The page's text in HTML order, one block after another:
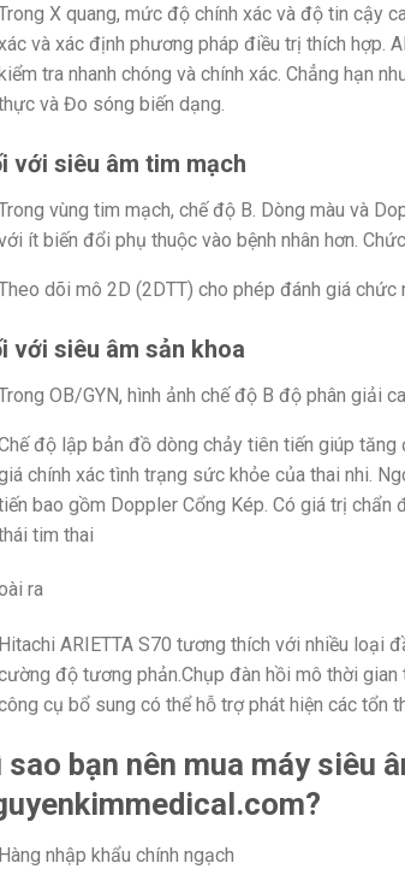
X quang, mức độ chính xác và độ tin cậy
và xác định phương pháp điều trị thích hợp.
tra nhanh chóng và chính xác. Chẳng hạn
và Đo sóng biến dạng.
với siêu âm tim mạch
vùng tim mạch, chế độ B. Dòng màu và
ít biến đổi phụ thuộc vào bệnh nhân hơn.
dõi mô 2D (2DTT) cho phép đánh giá
với siêu âm sản khoa
OB/GYN, hình ảnh chế độ B độ phân giải
độ lập bản đồ dòng chảy tiên tiến giúp
chính xác tình trạng sức khỏe của thai nhi.
bao gồm Doppler Cổng Kép. Có giá trị chẩn
tim thai
ra
ARIETTA S70 tương thích với nhiều loại
độ tương phản.Chụp đàn hồi mô thời
cụ bổ sung có thể hỗ trợ phát hiện các tổn
sao bạn nên mua máy siêu
nhập khẩu chính ngạch